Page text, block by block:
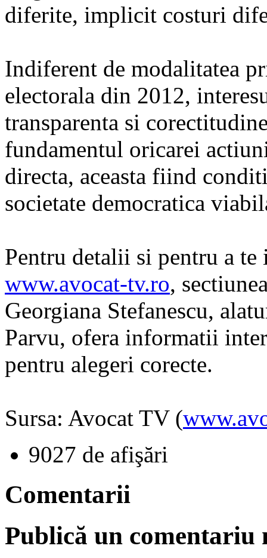
diferite, implicit costuri
Indiferent de modalitatea
electorala din 2012,
transparenta si
fundamentul oricarei
directa, aceasta fiind
societate democratica
Pentru detalii si pentru a te
www.avocat-tv.ro,
Georgiana Stefanescu,
Parvu, ofera informatii
pentru alegeri corecte.
Sursa: Avocat TV (
9027 de afişări
Comentarii
Publică un comentariu